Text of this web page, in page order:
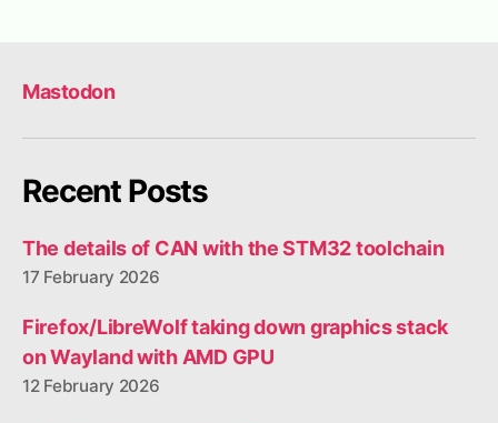
Mastodon
Recent Posts
The details of CAN with the STM32 toolchain
17 February 2026
Firefox/LibreWolf taking down graphics stack
on Wayland with AMD GPU
12 February 2026